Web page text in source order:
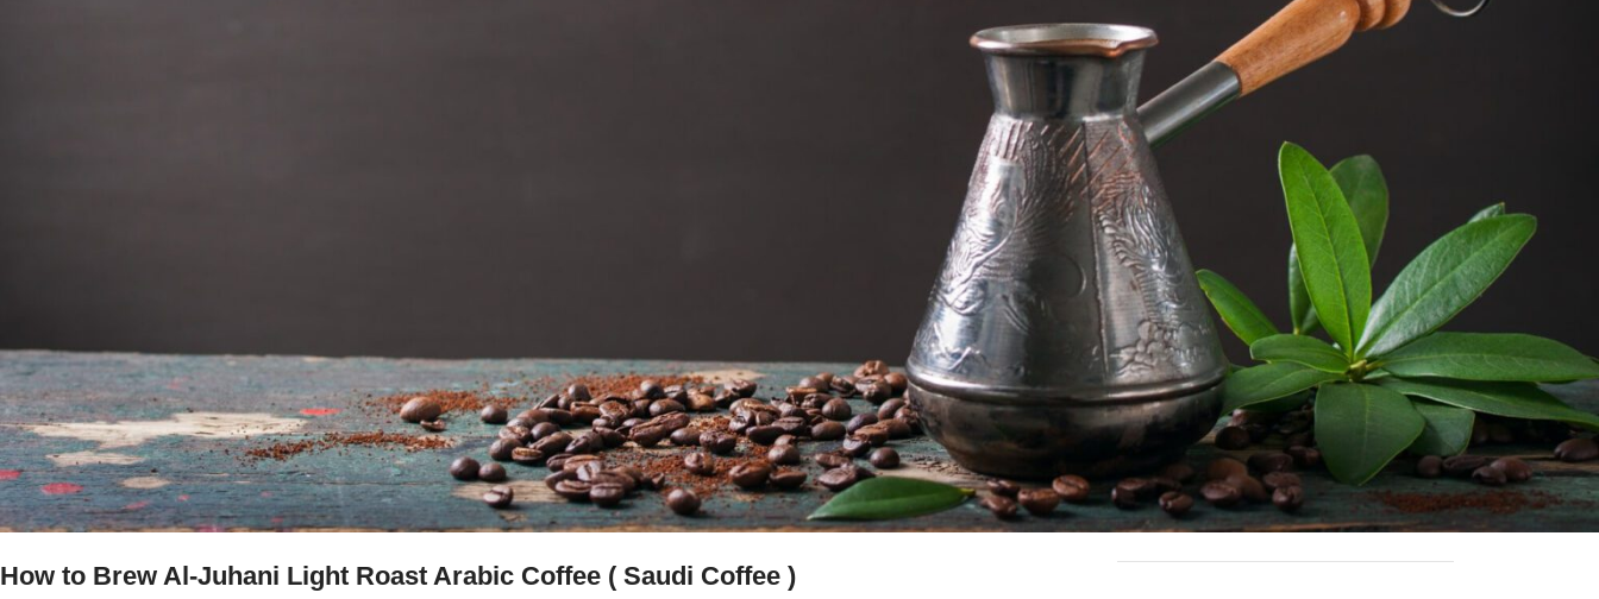
المكونات:
How to Brew Al-Juhani Light Roast Arabic Coffee ( Saudi Coffee )
Sweet Delight: Saudi’s Juicy Khlas Dates!
How to make Saudi Coffee
ملكة التمور
Queen Of Dates
Exploring dates’ health advantages
Recent Comments
No comments to show.
Archives
June 2023
March 2023
February 2023